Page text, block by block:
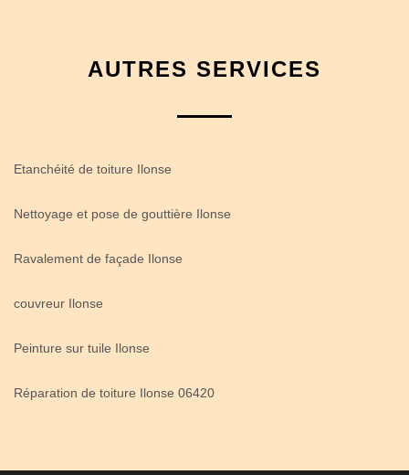
AUTRES SERVICES
Etanchéité de toiture Ilonse
Nettoyage et pose de gouttière Ilonse
Ravalement de façade Ilonse
couvreur Ilonse
Peinture sur tuile Ilonse
Réparation de toiture Ilonse 06420